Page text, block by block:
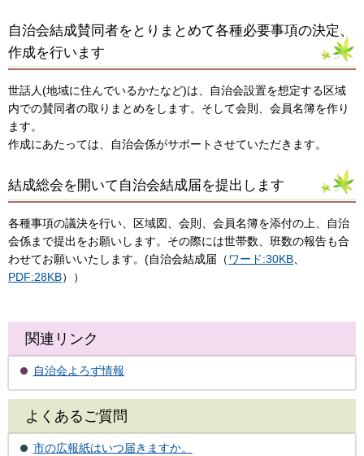
自治会結成賛同者をとりまとめて各種必要事項の決定、
作成を行います
世話人(地域に住んでいるかたなど)は、自治会設置を想定する区域
内での賛同者の取りまとめをします。そして会則、会員名簿を作り
ます。
作成にあたっては、自治会係がサポートさせていただきます。
結成総会を開いて自治会結成届を提出します
各種事項の議決を行い、区域図、会則、会員名簿を添付の上、自治
会係まで提出をお願いします。その際には世帯数、班数の報告も合
わせてお願いいたします。(自治会結成届（ワード:30KB
PDF:28KB））
関連リンク
自治会よろず情報
よくあるご質問
市の広報紙はいつ届きますか。